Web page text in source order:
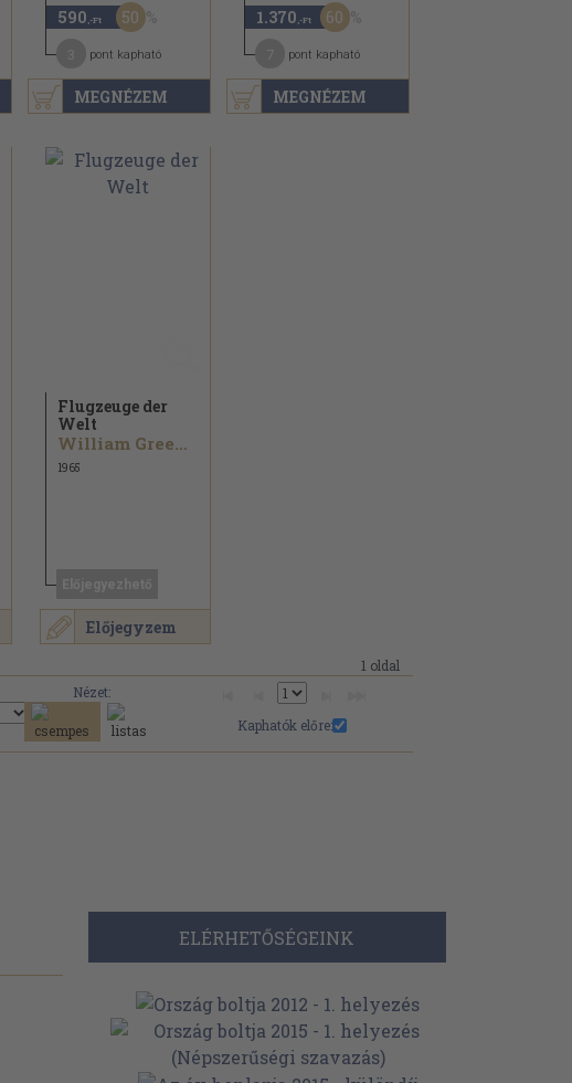
MEGNÉZEM
590 ,-Ft 50
pont kapható
MEGNÉZEM
1.370 ,-Ft 60
pont kapható
Előjegyzem
Flugzeuge der
Welt
William Green...
1965
1 oldal
Nézet:
Kaphatók előre:
ELÉRHETŐSÉGEINK